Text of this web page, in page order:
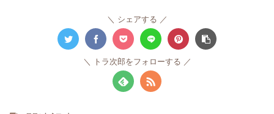
シェアする
トラ次郎をフォローする